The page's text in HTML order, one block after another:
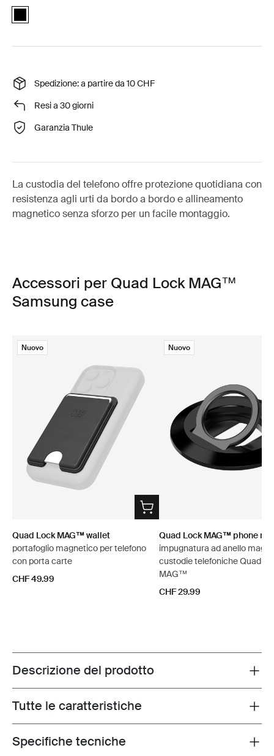
Spedizione: a partire da 10 CHF
Resi a 30 giorni
Garanzia Thule
La custodia del telefono offre protezione quotidiana con
resistenza agli urti da bordo a bordo e allineamento
magnetico senza sforzo per un facile montaggio.
Accessori per Quad Lock MAG™
Samsung case
Nuovo
Quad Lock MAG™ wallet
portafoglio magnetico per telefono
con porta carte
CHF 49.99
Nuovo
Quad Lock MAG™ phone
impugnatura ad anello
custodie telefoniche Quad
MAG™
CHF 29.99
Toggle overview
Descrizione del prodotto
Toggle features
Tutte le caratteristiche
Toggle techspec
Specifiche tecniche